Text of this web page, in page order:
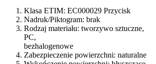
Klasa ETIM: EC000029 Przycisk
Nadruk/Piktogram: brak
Rodzaj materiału: tworzywo sztuczne,
PC,
bezhalogenowe
Zabezpieczenie powierzchni: naturalne